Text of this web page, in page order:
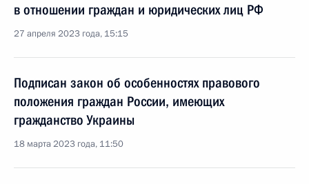
в отношении граждан и юридических лиц РФ
27 апреля 2023 года, 15:15
Подписан закон об особенностях правового
положения граждан России, имеющих
гражданство Украины
18 марта 2023 года, 11:50